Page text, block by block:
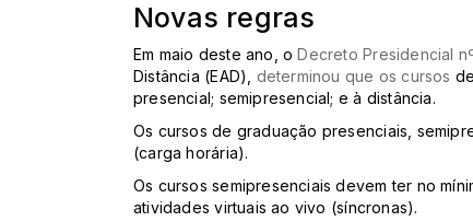
Novas regras
Em maio deste ano, oDecreto Presidencial
Distância (EAD), determinou que os cursos
presencial; semipresencial; e à distância.
Os cursos de graduação presenciais,
(carga horária).
Os cursos semipresenciais devem ter no
atividades virtuais ao vivo (síncronas).